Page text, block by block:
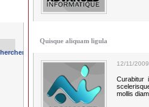
Quisque aliquam ligula
12/11/2009
Curabitur
mollis